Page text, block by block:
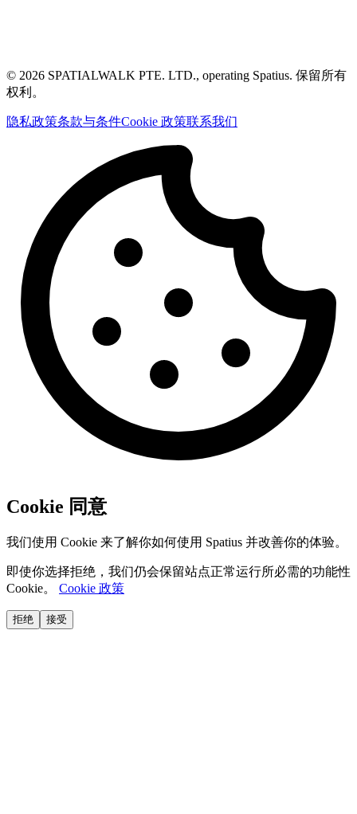
© 2026 SPATIALWALK PTE. LTD., operating Spatius. 保留所有
权利。
隐私政策条款与条件Cookie 政策联系我们
Cookie 同意
我们使用 Cookie 来了解你如何使用 Spatius 并改善你的体验。
即使你选择拒绝，我们仍会保留站点正常运行所必需的功能性
Cookie。
Cookie 政策
拒绝 接受